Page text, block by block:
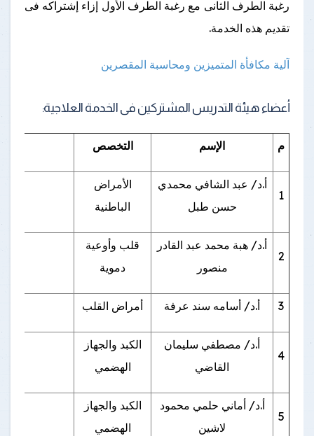
رغبة الطرف الثانى مع رغبة الطرف الأول إزاء إشتراكه فى
تقديم هذه الخدمة.
آلية مكافأة المتميزين ومحاسبة المقصرين
أعضاء هيئة التدريس المشتركين فى الخدمة العلاجية:
م الإسم التخصص
1
أ.د/ عبد الشافي محمدي
حسن طبل
الأمراض
الباطنية
2
أ.د/ هبة محمد عبد القادر
منصور
قلب وأوعية
دموية
3 أ.د/ أسامه سند عرفة أمراض القلب
4
أ.د/ مصطفي سليمان
القاضي
الكبد والجهاز
الهضمي
5
أ.د/ أماني حلمي محمود
لاشين
الكبد والجهاز
الهضمي